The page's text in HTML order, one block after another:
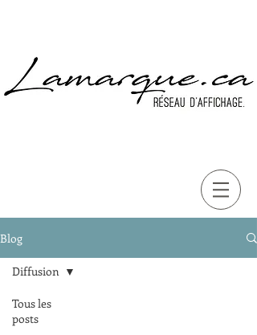
Blog
Tous les
posts
Diffusion